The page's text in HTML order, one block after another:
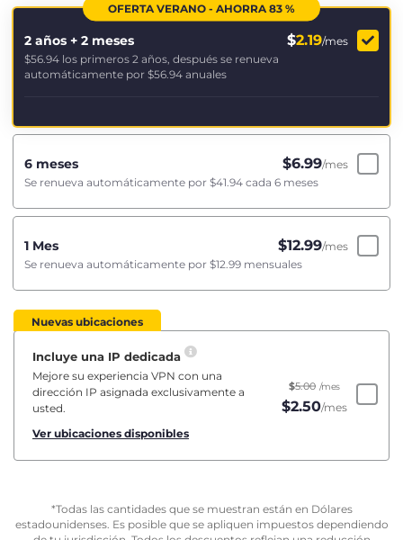
OFERTA VERANO - AHORRA 83 %
2 años + 2 meses $2.19/mes
$56.94 los primeros 2 años, después se renueva
automáticamente por $56.94 anuales
6 meses $6.99/mes
Se renueva automáticamente por $41.94 cada 6 meses
1 Mes $12.99/mes
Se renueva automáticamente por $12.99 mensuales
Nuevas ubicaciones
Incluye una IP dedicada
Mejore su experiencia VPN con una
dirección IP asignada exclusivamente a
usted.
Ver ubicaciones disponibles
$5.00 /mes
$2.50/mes
*Todas las cantidades que se muestran están en Dólares
estadounidenses. Es posible que se apliquen impuestos dependiendo